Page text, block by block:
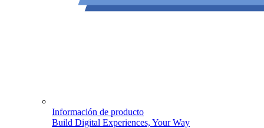
Información de producto
Build Digital Experiences, Your Way